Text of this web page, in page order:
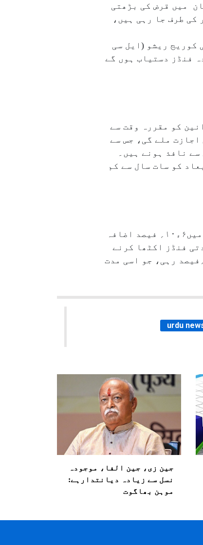
میں قرض کی بڑھتی
کی طرف جا رہی ہیں،
کوریج ریشو (ایل سی
فنڈز دستیاب ہوں گے
کو مقررہ وقت سے
ملے گی، جس سے
نافذ ہونے ہیں۔
کو سات سال سے کم
مرکزی بینک کے تازہ اعداد و شمار کے مطابق،۱۵؍ جنوری تک سالانہ بنیاد پر بینکوں کی جمع میں۶ء۱۰؍ فیصد اضافہ
سے قلیل مدتی فنڈز اکٹھا کرنے
کے لیے استعمال ہونے والے تین ماہ کے سرٹیفکیٹ آف ڈپازٹ پر بدھ کے روز سود کی شرح ۹۸ء۶؍فیصد رہی، جو اسی مدت
urdu
جین زی، جین الفا، موجودہ
نسل سے زیادہ دیانتدارہے:
موہن بھاگوت